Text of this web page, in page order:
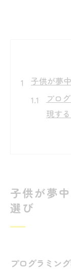
子供が夢
プロ
現す
子供
初め
楽しい学
子供が夢
選び
プログラミン